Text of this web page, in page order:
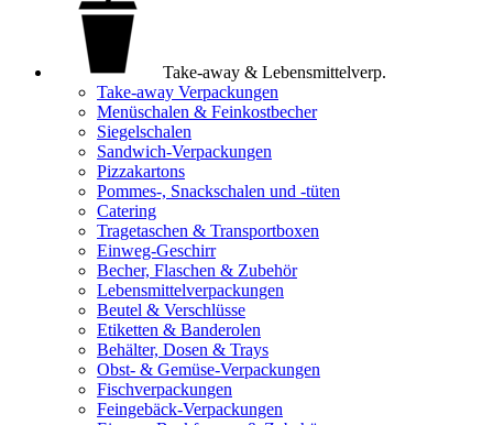
Take-away & Lebensmittelverp.
Take-away Verpackungen
Menüschalen & Feinkostbecher
Siegelschalen
Sandwich-Verpackungen
Pizzakartons
Pommes-, Snackschalen und -tüten
Catering
Tragetaschen & Transportboxen
Einweg-Geschirr
Becher, Flaschen & Zubehör
Lebensmittelverpackungen
Beutel & Verschlüsse
Etiketten & Banderolen
Behälter, Dosen & Trays
Obst- & Gemüse-Verpackungen
Fischverpackungen
Feingebäck-Verpackungen